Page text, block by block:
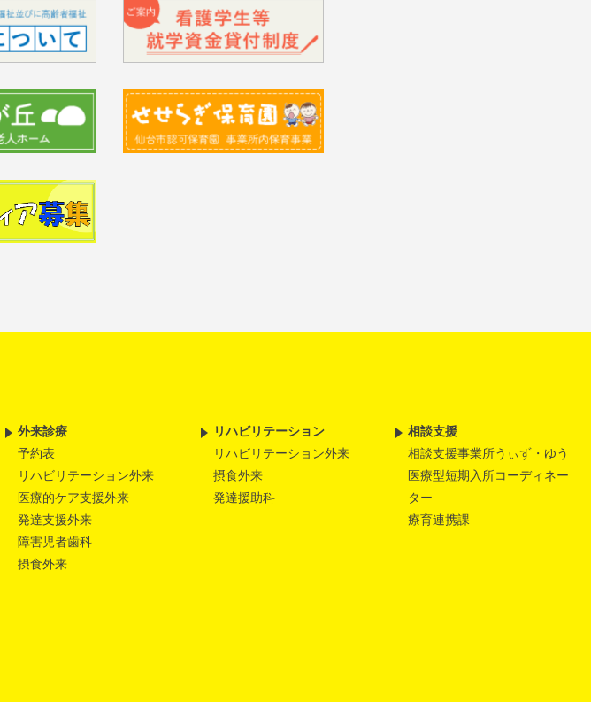
外来診療
予約表
リハビリテーション外来
医療的ケア支援外来
発達支援外来
障害児者歯科
摂食外来
リハビリテーション
リハビリテーション外来
摂食外来
発達援助科
相談支援
相談支援事業所うぃず・ゆう
医療型短期入所コーディネー
ター
療育連携課